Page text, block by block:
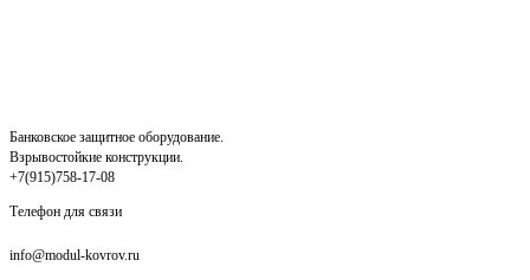
Банковское защитное оборудование.
Взрывостойкие конструкции.
+7(915)758-17-08
Телефон для связи
info@modul-kovrov.ru